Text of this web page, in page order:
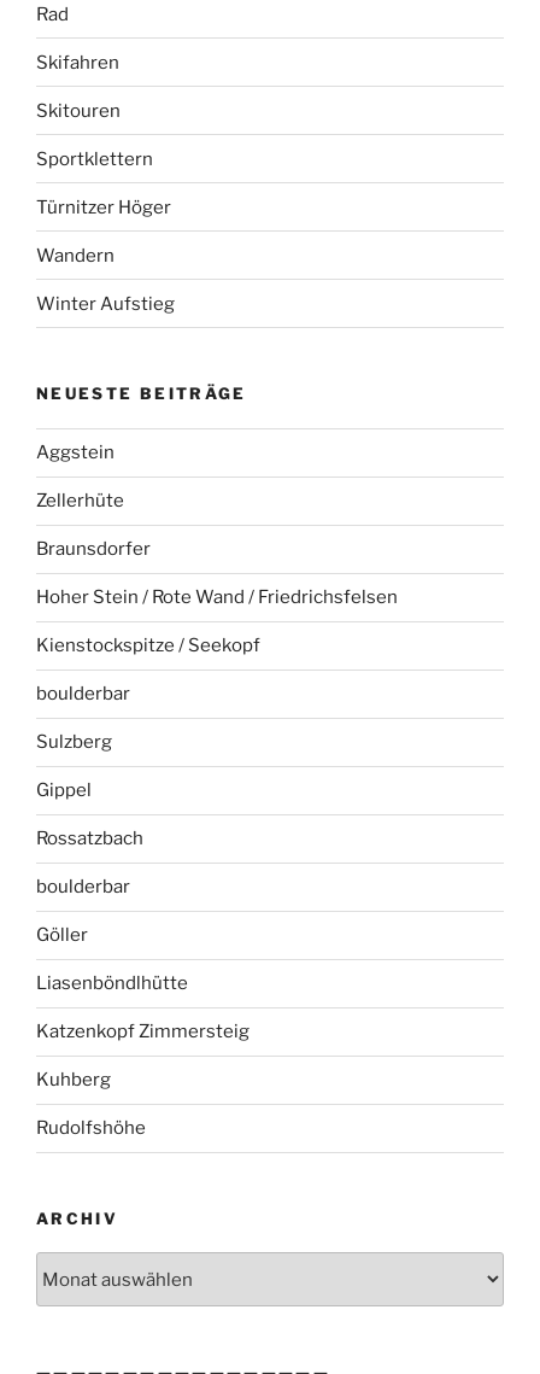
Rad
Skifahren
Skitouren
Sportklettern
Türnitzer Höger
Wandern
Winter Aufstieg
NEUESTE BEITRÄGE
Aggstein
Zellerhüte
Braunsdorfer
Hoher Stein / Rote Wand / Friedrichsfelsen
Kienstockspitze / Seekopf
boulderbar
Sulzberg
Gippel
Rossatzbach
boulderbar
Göller
Liasenböndlhütte
Katzenkopf Zimmersteig
Kuhberg
Rudolfshöhe
ARCHIV